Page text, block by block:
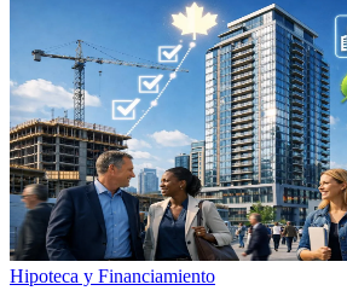
Hipoteca y Financiamiento